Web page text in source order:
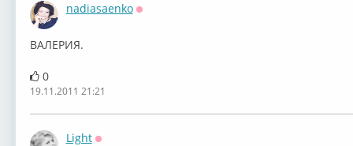
nadiasaenko
ВАЛЕРИЯ.
0
19.11.2011 21:21
Light